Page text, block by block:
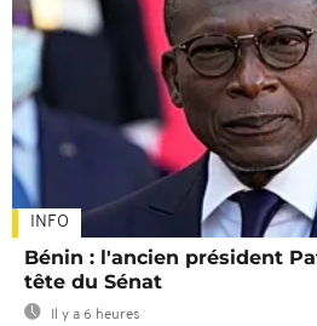
INFO
Bénin : l'ancien président
tête du Sénat
Il y a 6 heures